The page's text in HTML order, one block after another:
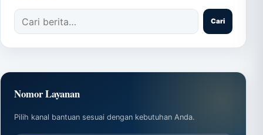
Cari artikel Cari
Nomor Layanan
Pilih kanal bantuan sesuai dengan kebutuhan Anda.